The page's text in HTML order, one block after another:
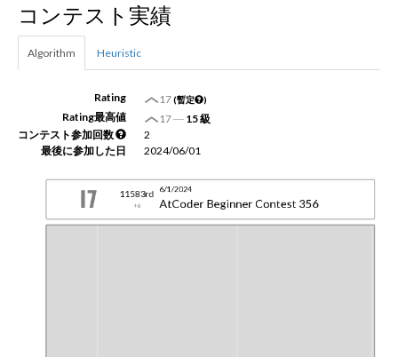
新規登録
コンテスト実績
Algorithm Heuristic
Rating 17(暫定 )
Rating最高値 17― 15 級
コンテスト参加回数
2
最後に参加した日
2024/06/01